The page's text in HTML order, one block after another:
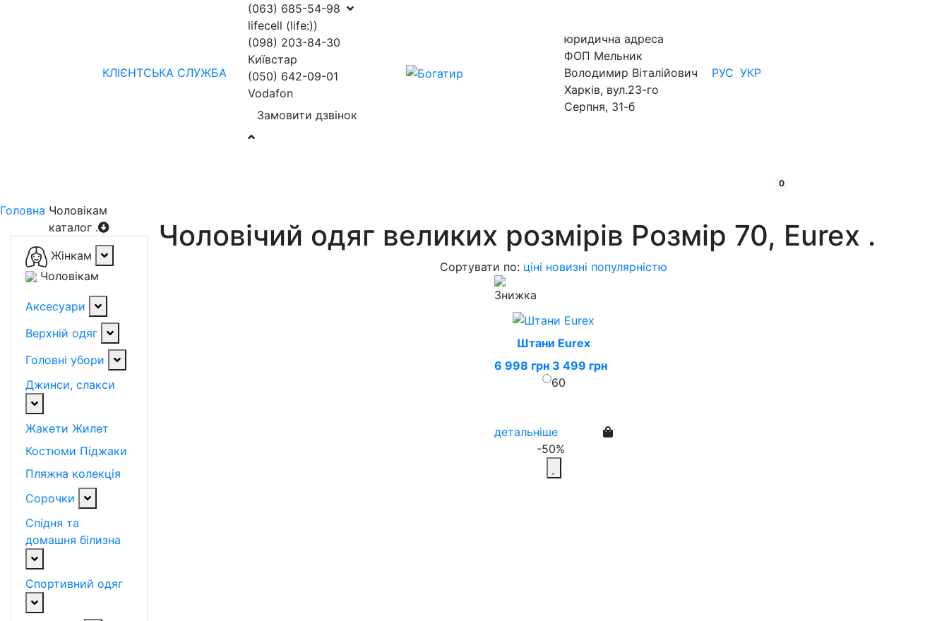
КЛІЄНТСЬКА СЛУЖБА
(063) 685-54-98
lifecell (life:))
(098) 203-84-30
Київстар
(050) 642-09-01
Vodafon
Замовити дзвінок
юридична адреса
ФОП Мельник
Володимир Віталійович
Харків, вул.23-го
Серпня, 31-б
РУС УКР
0
Головна Чоловікам
каталог .
Жінкам
Чоловікам
Аксесуари
Верхній одяг
Головні убори
Джинси, слакси
Жакети Жилет
Костюми Піджаки
Пляжна колекція
Сорочки
Спідня та
домашня білизна
Спортивний одяг
Чоловічий одяг великих розмірів Розмiр 70, Eurex .
Сортувати по: ціні новизні популярністю
Штани Eurex
6 998 грн 3 499 грн
60
детальніше
-50%